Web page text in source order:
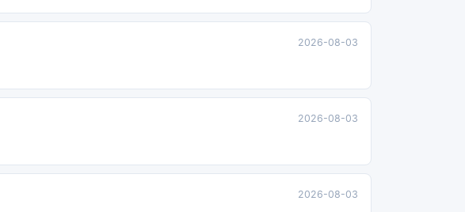
2026-08-03
2026-08-03
2026-08-03